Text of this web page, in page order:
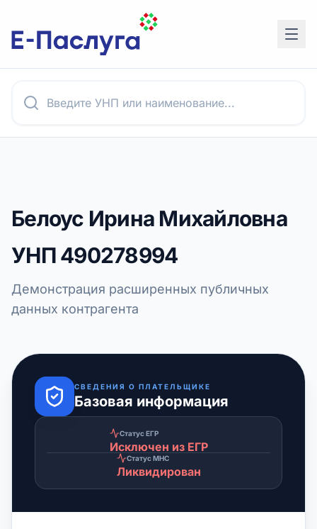
Белоус Ирина Михайловна
УНП490278994
Демонстрация расширенных публичных
данных контрагента
СВЕДЕНИЯ О ПЛАТЕЛЬЩИКЕ
Базовая информация
Статус ЕГР
Исключен из ЕГР
Статус МНС
Ликвидирован